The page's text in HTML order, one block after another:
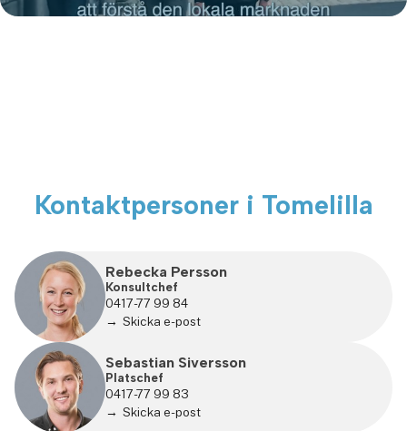
Kontaktpersoner i Tomelilla
Rebecka Persson
Konsultchef
0417-77 99 84
Skicka e-post
Sebastian Siversson
Platschef
0417-77 99 83
Skicka e-post